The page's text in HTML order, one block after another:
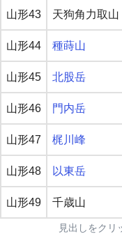
山形43 天狗角力取山
山形44 種蒔山
山形45 北股岳
山形46 門内岳
山形47 梶川峰
山形48 以東岳
山形49 千歳山
見出しをクリ